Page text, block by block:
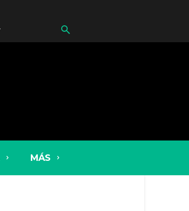
MÁS